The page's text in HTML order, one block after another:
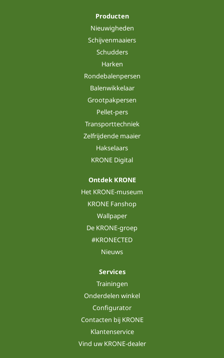
Producten
Nieuwigheden
Schijvenmaaiers
Schudders
Harken
Rondebalenpersen
Balenwikkelaar
Grootpakpersen
Pellet-pers
Transporttechniek
Zelfrijdende maaier
Hakselaars
KRONE Digital
Ontdek KRONE
Het KRONE-museum
KRONE Fanshop
Wallpaper
De KRONE-groep
#KRONECTED
Nieuws
Services
Trainingen
Onderdelen winkel
Configurator
Contacten bij KRONE
Klantenservice
Vind uw KRONE-dealer